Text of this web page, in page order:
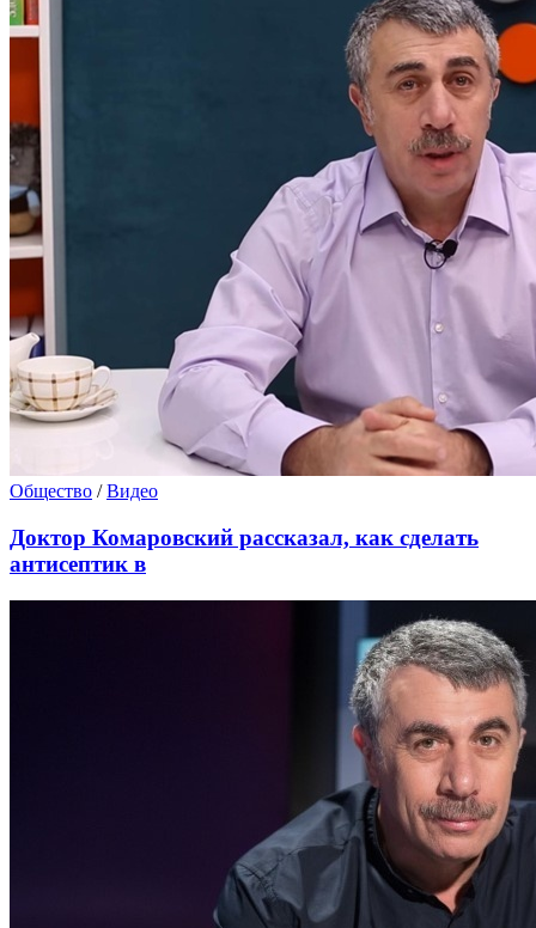
Общество /Видео
Доктор Комаровский рассказал, как сделать
антисептик в